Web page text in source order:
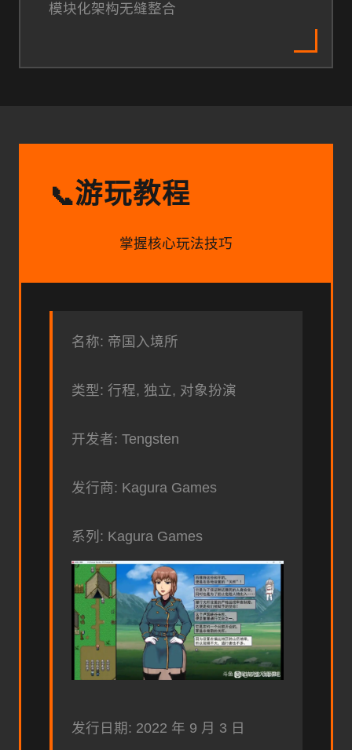
模块化架构无缝整合
📞游玩教程
掌握核心玩法技巧
名称: 帝国入境所
类型: 行程, 独立, 对象扮演
开发者: Tengsten
发行商: Kagura Games
系列: Kagura Games
发行日期: 2022 年 9 月 3 日